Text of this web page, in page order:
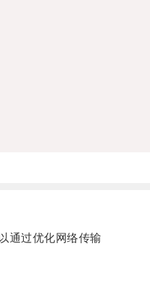
通过优化网络传输